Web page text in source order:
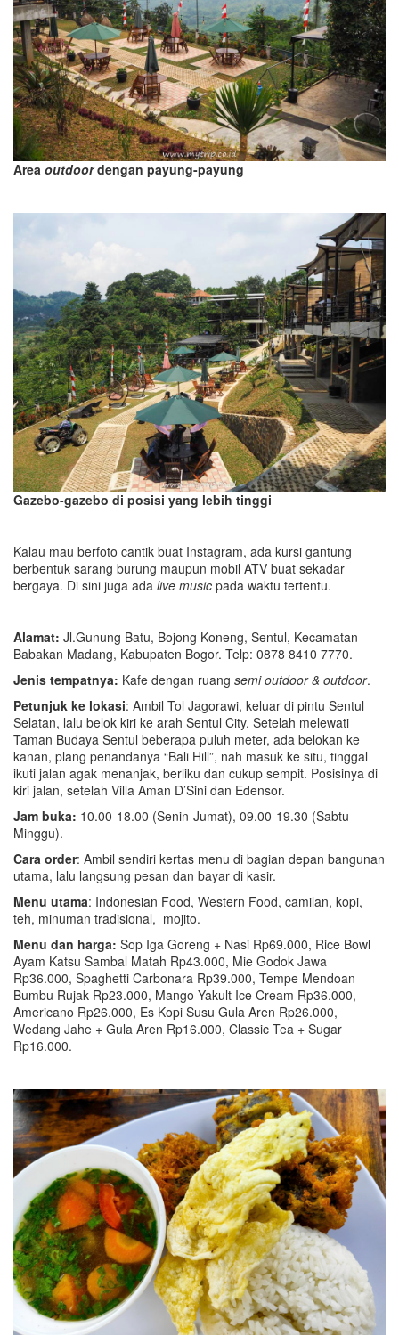
Area outdoordengan payung-payung
Gazebo-gazebo di posisi yang lebih tinggi
Kalau mau berfoto cantik buat Instagram, ada kursi gantung
berbentuk sarang burung maupun mobil ATV buat sekadar
bergaya. Di sini juga ada live music pada waktu tertentu.
Alamat: Jl.Gunung Batu, Bojong Koneng, Sentul, Kecamatan
Babakan Madang, Kabupaten Bogor. Telp: 0878 8410 7770.
Jenis tempatnya: Kafe dengan ruang semi outdoor & outdoor.
Petunjuk ke lokasi: Ambil Tol Jagorawi, keluar di pintu Sentul
Selatan, lalu belok kiri ke arah Sentul City. Setelah melewati
Taman Budaya Sentul beberapa puluh meter, ada belokan ke
kanan, plang penandanya “Bali Hill”, nah masuk ke situ, tinggal
ikuti jalan agak menanjak, berliku dan cukup sempit. Posisinya di
kiri jalan, setelah Villa Aman D’Sini dan Edensor.
Jam buka: 10.00-18.00 (Senin-Jumat), 09.00-19.30 (Sabtu-
Minggu).
Cara order: Ambil sendiri kertas menu di bagian depan bangunan
utama, lalu langsung pesan dan bayar di kasir.
Menu utama: Indonesian Food, Western Food, camilan, kopi,
teh, minuman tradisional, mojito.
Menu dan harga: Sop Iga Goreng + Nasi Rp69.000, Rice Bowl
Ayam Katsu Sambal Matah Rp43.000, Mie Godok Jawa
Rp36.000, Spaghetti Carbonara Rp39.000, Tempe Mendoan
Bumbu Rujak Rp23.000, Mango Yakult Ice Cream Rp36.000,
Americano Rp26.000, Es Kopi Susu Gula Aren Rp26.000,
Wedang Jahe + Gula Aren Rp16.000, Classic Tea + Sugar
Rp16.000.